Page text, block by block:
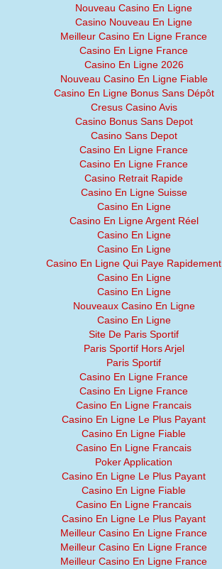
Nouveau Casino En Ligne
Casino Nouveau En Ligne
Meilleur Casino En Ligne France
Casino En Ligne France
Casino En Ligne 2026
Nouveau Casino En Ligne Fiable
Casino En Ligne Bonus Sans Dépôt
Cresus Casino Avis
Casino Bonus Sans Depot
Casino Sans Depot
Casino En Ligne France
Casino En Ligne France
Casino Retrait Rapide
Casino En Ligne Suisse
Casino En Ligne
Casino En Ligne Argent Réel
Casino En Ligne
Casino En Ligne
Casino En Ligne Qui Paye Rapidement
Casino En Ligne
Casino En Ligne
Nouveaux Casino En Ligne
Casino En Ligne
Site De Paris Sportif
Paris Sportif Hors Arjel
Paris Sportif
Casino En Ligne France
Casino En Ligne France
Casino En Ligne Francais
Casino En Ligne Le Plus Payant
Casino En Ligne Fiable
Casino En Ligne Francais
Poker Application
Casino En Ligne Le Plus Payant
Casino En Ligne Fiable
Casino En Ligne Francais
Casino En Ligne Le Plus Payant
Meilleur Casino En Ligne France
Meilleur Casino En Ligne France
Meilleur Casino En Ligne France